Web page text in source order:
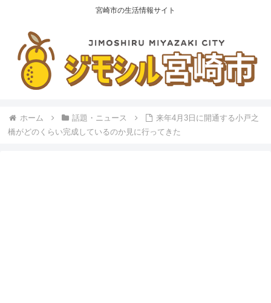
宮崎市の生活情報サイト
ホーム 話題・ニュース
来年4月3日に開通する小戸之
橋がどのくらい完成しているのか見に行ってきた